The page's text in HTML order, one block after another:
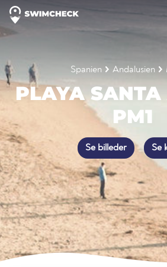
Spanien Andalusien
PLAYA
PM1
Se billeder Se